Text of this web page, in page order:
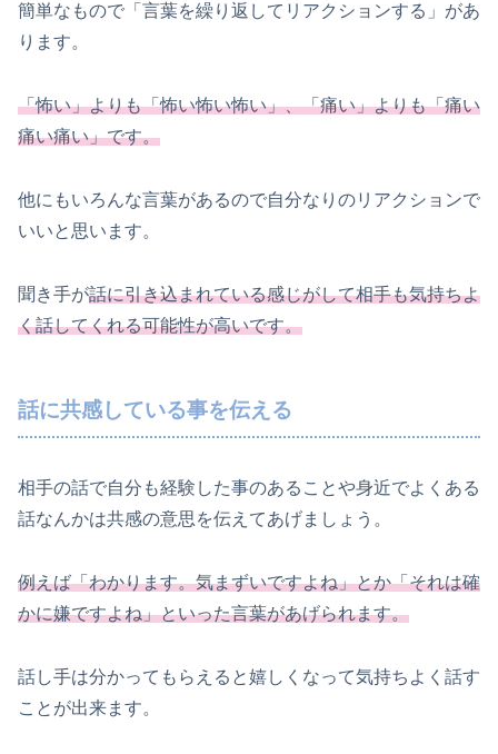
簡単なもので「言葉を繰り返してリアクションする」があ
ります。
「怖い」よりも「怖い怖い怖い」、「痛い」よりも「痛い
痛い痛い」です。
他にもいろんな言葉があるので自分なりのリアクションで
いいと思います。
聞き手が話に引き込まれている感じがして相手も気持ちよ
く話してくれる可能性が高いです。
話に共感している事を伝える
相手の話で自分も経験した事のあることや身近でよくある
話なんかは共感の意思を伝えてあげましょう。
例えば「わかります。気まずいですよね」とか「それは確
かに嫌ですよね」といった言葉があげられます。
話し手は分かってもらえると嬉しくなって気持ちよく話す
ことが出来ます。